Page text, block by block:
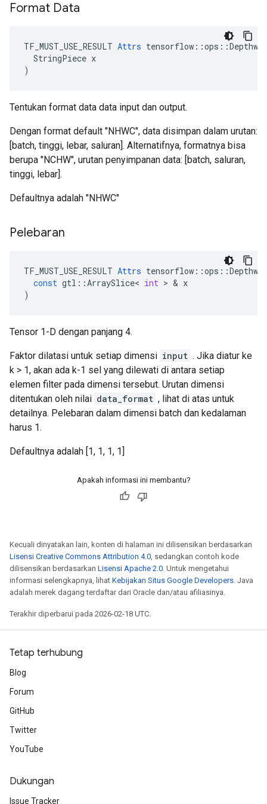
Format Data
TF_MUST_USE_RESULT Attrs
  StringPiece x
)
Tentukan format data data input dan output.
Dengan format default "NHWC", data disimpan dalam urutan:
[batch, tinggi, lebar, saluran]. Alternatifnya, formatnya bisa
berupa "NCHW", urutan penyimpanan data: [batch, saluran,
tinggi, lebar].
Defaultnya adalah "NHWC"
Pelebaran
TF_MUST_USE_RESULT Attrs tensorflow ::ops ::
const gtl ::ArraySlice< int > & x
)
Tensor 1-D dengan panjang 4.
Faktor dilatasi untuk setiap dimensi input . Jika diatur ke
k > 1, akan ada k-1 sel yang dilewati di antara setiap
elemen filter pada dimensi tersebut. Urutan dimensi
ditentukan oleh nilai data_format , lihat di atas untuk
detailnya. Pelebaran dalam dimensi batch dan kedalaman
harus 1.
Defaultnya adalah [1, 1, 1, 1]
Apakah informasi ini membantu?
Kecuali dinyatakan lain, konten di halaman ini dilisensikan berdasarkan
Lisensi Creative Commons Attribution 4.0, sedangkan contoh kode
dilisensikan berdasarkan Lisensi Apache 2.0. Untuk mengetahui
informasi selengkapnya, lihat Kebijakan Situs Google Developers. Java
adalah merek dagang terdaftar dari Oracle dan/atau afiliasinya.
Terakhir diperbarui pada 2026-02-18 UTC.
Tetap terhubung
Blog
Forum
GitHub
Twitter
YouTube
Dukungan
Issue Tracker